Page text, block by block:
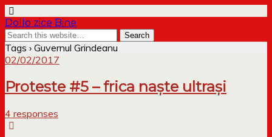
Dollo zice Bine
Tags › Guvernul Grindeanu
02/02/2017
Proteste #5 – frica naște ultrași
4 responses